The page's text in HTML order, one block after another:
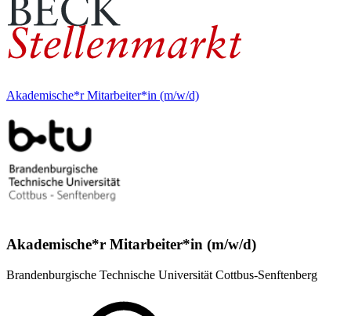
Akademische*r Mitarbeiter*in (m/w/d)
Akademische*r Mitarbeiter*in (m/w/d)
Brandenburgische Technische Universität Cottbus-Senftenberg